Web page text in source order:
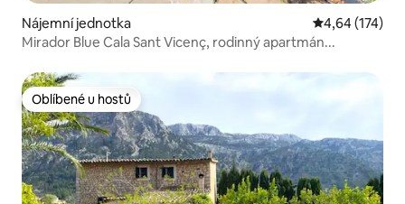
Nájemní jednotka Průměrné
4,64 (174)
Mirador Blue Cala Sant Vicenç, rodinný apartmán...
Oblíbené u hostů
Oblíbené u hostů